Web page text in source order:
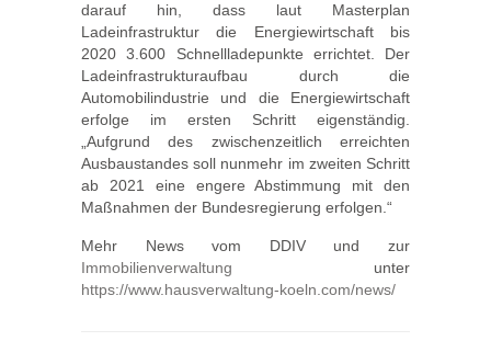
darauf hin, dass laut Masterplan
Ladeinfrastruktur die Energiewirtschaft bis
2020 3.600 Schnellladepunkte errichtet. Der
Ladeinfrastrukturaufbau durch die
Automobilindustrie und die Energiewirtschaft
erfolge im ersten Schritt eigenständig.
„Aufgrund des zwischenzeitlich erreichten
Ausbaustandes soll nunmehr im zweiten Schritt
ab 2021 eine engere Abstimmung mit den
Maßnahmen der Bundesregierung erfolgen.“
Mehr News vom DDIV und zur
Immobilienverwaltung unter
https://www.hausverwaltung-koeln.com/news/